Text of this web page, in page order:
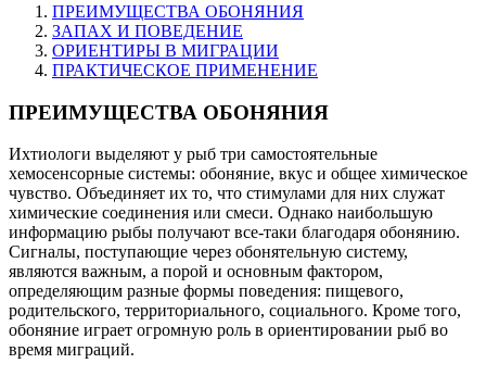
ПРЕИМУЩЕСТВА ОБОНЯНИЯ
ЗАПАХ И ПОВЕДЕНИЕ
ОРИЕНТИРЫ В МИГРАЦИИ
ПРАКТИЧЕСКОЕ ПРИМЕНЕНИЕ
ПРЕИМУЩЕСТВА ОБОНЯНИЯ
Ихтиологи выделяют у рыб три самостоятельные
хемосенсорные системы: обоняние, вкус и общее химическое
чувство. Объединяет их то, что стимулами для них служат
химические соединения или смеси. Однако наибольшую
информацию рыбы получают все-таки благодаря обонянию.
Сигналы, поступающие через обонятельную систему,
являются важным, а порой и основным фактором,
определяющим разные формы поведения: пищевого,
родительского, территориального, социального. Кроме того,
обоняние играет огромную роль в ориентировании рыб во
время миграций.